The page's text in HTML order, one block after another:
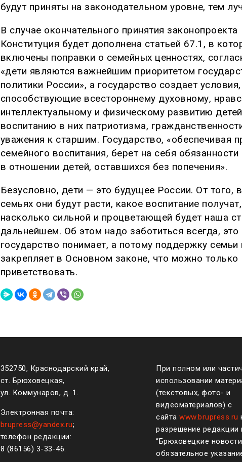
будут приняты на законодательном уровне, тем
В случае окончательного принятия законопроекта
Конституция будет дополнена статьей 67.1, в
включены поправки о семейных ценностях,
«дети являются важнейшим приоритетом
политики России», а государство создает условия,
способствующие всестороннему духовному,
интеллектуальному и физическому развитию
воспитанию в них патриотизма,
уважения к старшим. Государство, «обеспечивая
семейного воспитания, берет на себя обязанности
в отношении детей, оставшихся без попечения».
Безусловно, дети — это будущее России. От того,
семьях они будут расти, какое воспитание
насколько сильной и процветающей будет наша
дальнейшем. Об этом надо заботиться всегда, это
государство понимает, а потому поддержку семьи
закрепляет в Основном законе, что можно только
приветствовать.
352750, Краснодарский край,
ст. Брюховецкая,
ул. Коммунаров, д. 1.
Электронная почта:
brupress@yandex.ru;
телефон редакции:
8 (861 56) 3-33-46.
При полном или
использовании
(текстовых, фото- и
видеоматериалов) с
сайта www.brupress.ru
разрешение редакции
“Брюховецкие
обязательное